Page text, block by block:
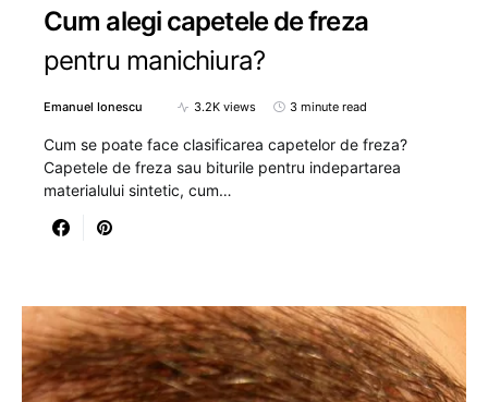
Cum alegi capetele de freza
pentru manichiura?
Emanuel Ionescu 3.2K views 3 minute read
Cum se poate face clasificarea capetelor de freza?
Capetele de freza sau biturile pentru indepartarea
materialului sintetic, cum…